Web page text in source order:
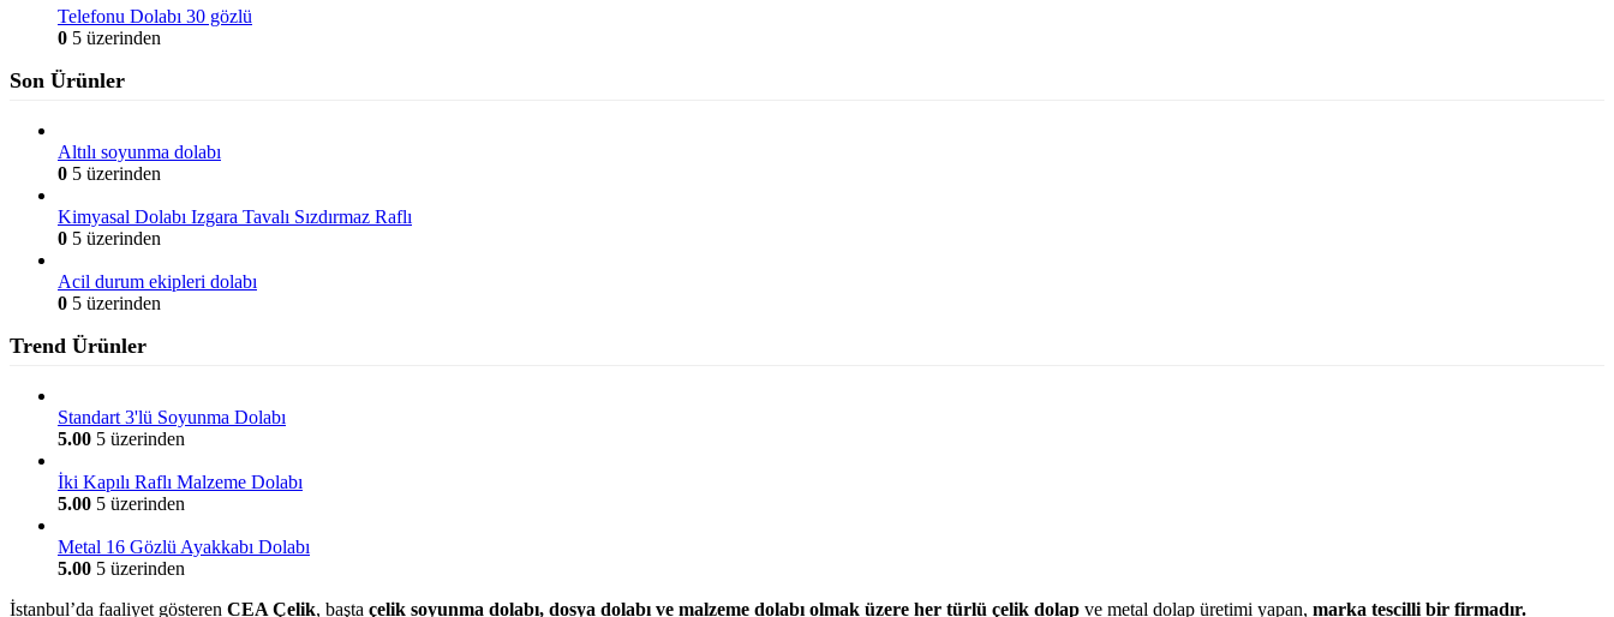
Telefonu Dolabı 30 gözlü
0 5 üzerinden
Son Ürünler
Altılı soyunma dolabı
0 5 üzerinden
Kimyasal Dolabı Izgara Tavalı Sızdırmaz Raflı
0 5 üzerinden
Acil durum ekipleri dolabı
0 5 üzerinden
Trend Ürünler
Standart 3'lü Soyunma Dolabı
5.00 5 üzerinden
İki Kapılı Raflı Malzeme Dolabı
5.00 5 üzerinden
Metal 16 Gözlü Ayakkabı Dolabı
5.00 5 üzerinden
İstanbul’da faaliyet gösteren CEA Çelik, başta çelik soyunma dolabı, dosya dolabı ve malzeme dolabı olmak üzere her türlü çelik dolap ve metal dolap üretimi yapan, marka tescilli bir firmadır.